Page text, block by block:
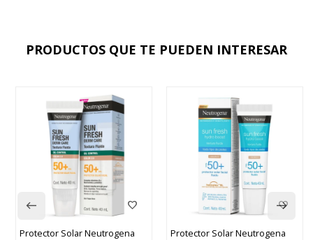
PRODUCTOS QUE TE PUEDEN INTERESAR
Protector Solar Neutrogena
Protector Solar Neutrogena